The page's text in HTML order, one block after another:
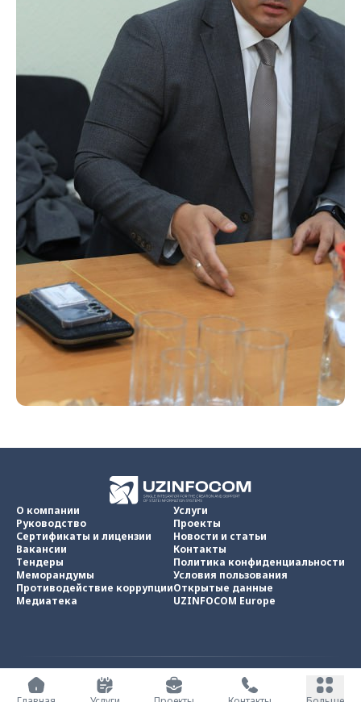
О компании
Руководство
Сертификаты и лицензии
Вакансии
Тендеры
Меморандумы
Противодействие коррупции
Медиатека
Услуги
Проекты
Новости и статьи
Контакты
Политика конфиденциальности
Условия пользования
Открытые данные
UZINFOCOM Europe
UZINFOCOM © 2002 - 2026
Все права защищены